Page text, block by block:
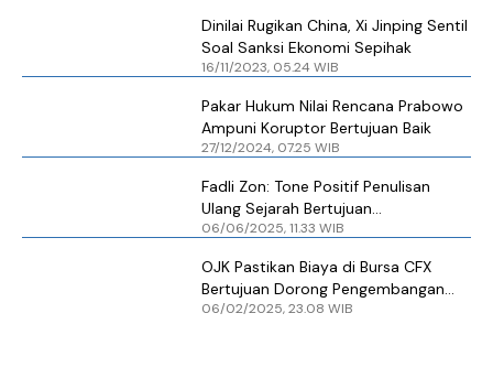
Dinilai Rugikan China, Xi Jinping Sentil
Soal Sanksi Ekonomi Sepihak
16/11/2023, 05.24 WIB
Pakar Hukum Nilai Rencana Prabowo
Ampuni Koruptor Bertujuan Baik
27/12/2024, 07.25 WIB
Fadli Zon: Tone Positif Penulisan
Ulang Sejarah Bertujuan
Mempersatukan Kebenaran
06/06/2025, 11.33 WIB
OJK Pastikan Biaya di Bursa CFX
Bertujuan Dorong Pengembangan
Industri Kripto
06/02/2025, 23.08 WIB